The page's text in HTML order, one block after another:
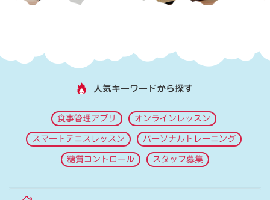
人気キーワードから探す
食事管理アプリ オンラインレッスン
スマートテニスレッスン パーソナルトレーニング
糖質コントロール スタッフ募集